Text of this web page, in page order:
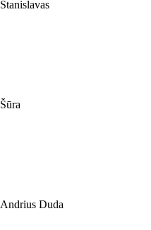
Stanislavas
Šūra
Andrius Duda